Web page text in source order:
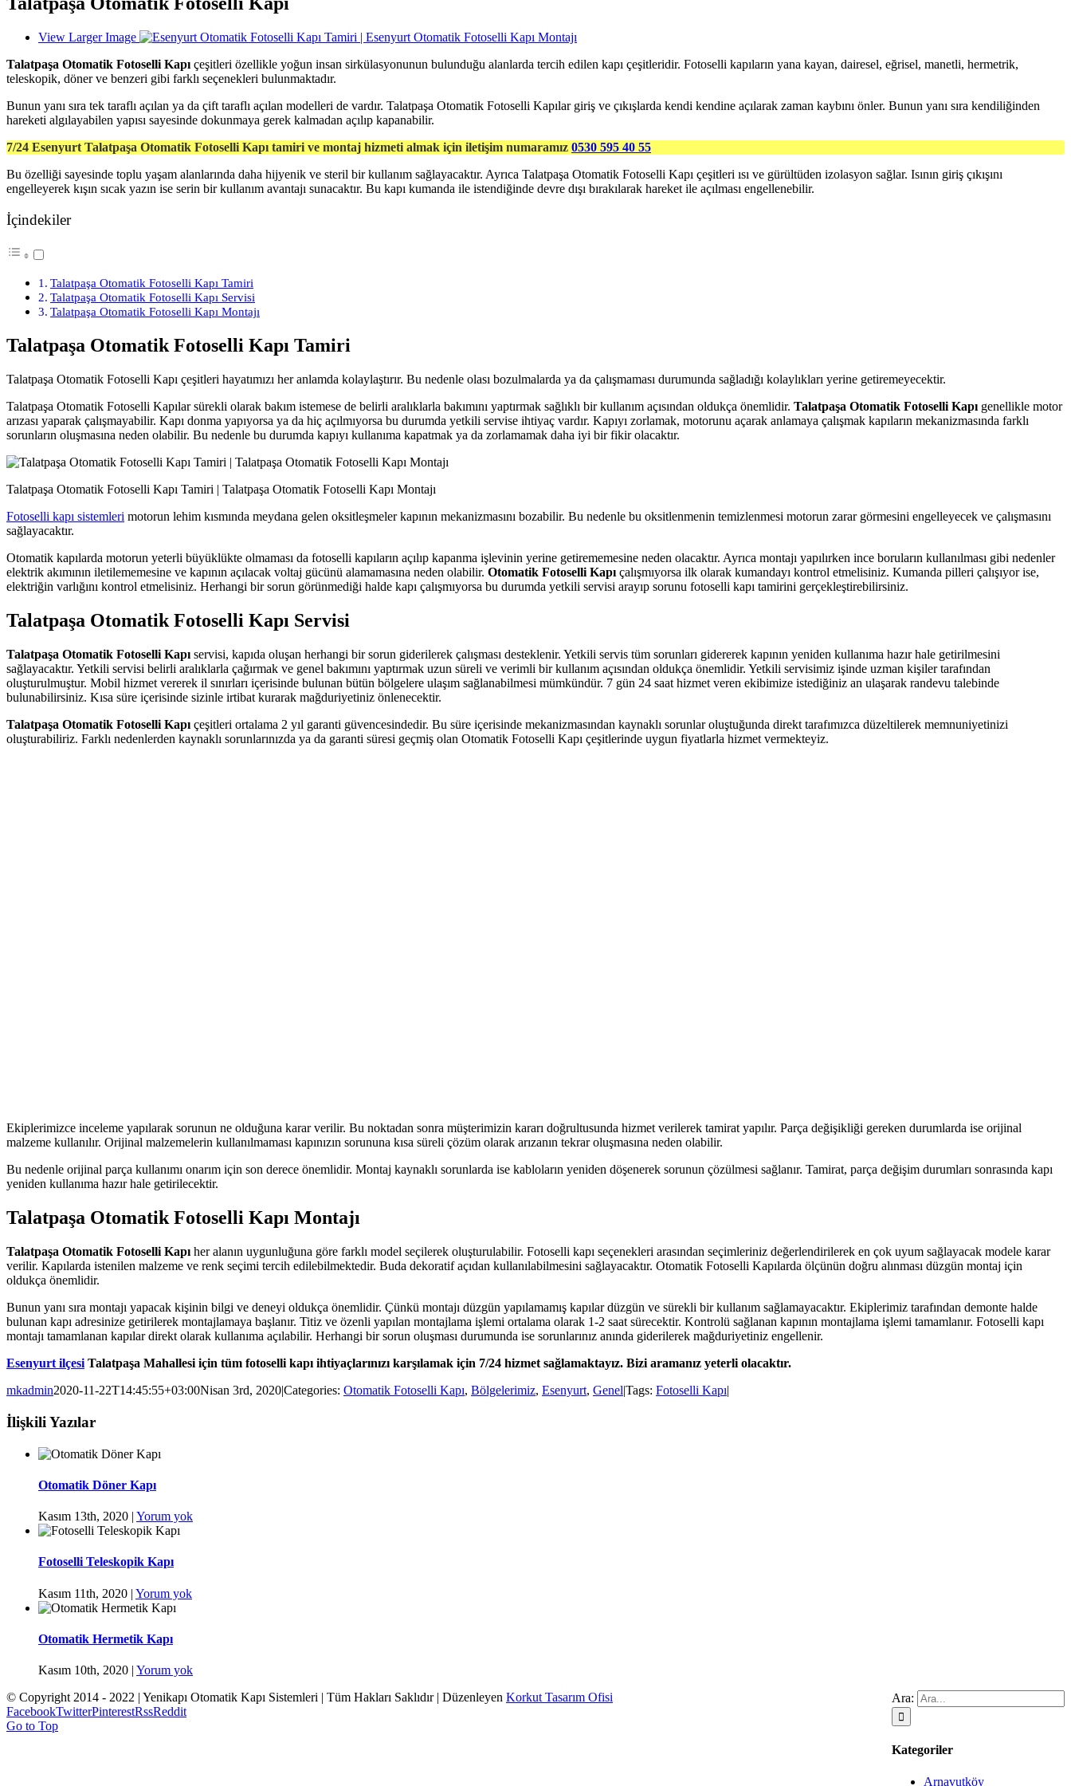
View Larger Image
Talatpaşa Otomatik Fotoselli Kapı çeşitleri özellikle yoğun insan sirkülasyonunun bulunduğu alanlarda tercih edilen kapı çeşitleridir. Fotoselli kapıların yana kayan, dairesel, eğrisel, manetli, hermetrik,
teleskopik, döner ve benzeri gibi farklı seçenekleri bulunmaktadır.
Bunun yanı sıra tek taraflı açılan ya da çift taraflı açılan modelleri de vardır. Talatpaşa Otomatik Fotoselli Kapılar giriş ve çıkışlarda kendi kendine açılarak zaman kaybını önler. Bunun yanı sıra kendiliğinden
hareketi algılayabilen yapısı sayesinde dokunmaya gerek kalmadan açılıp kapanabilir.
7/24 Esenyurt Talatpaşa Otomatik Fotoselli Kapı tamiri ve montaj hizmeti almak için iletişim numaramız 0530 595 40 55
Bu özelliği sayesinde toplu yaşam alanlarında daha hijyenik ve steril bir kullanım sağlayacaktır. Ayrıca Talatpaşa Otomatik Fotoselli Kapı çeşitleri ısı ve gürültüden izolasyon sağlar. Isının giriş çıkışını
engelleyerek kışın sıcak yazın ise serin bir kullanım avantajı sunacaktır. Bu kapı kumanda ile istendiğinde devre dışı bırakılarak hareket ile açılması engellenebilir.
İçindekiler
Talatpaşa Otomatik Fotoselli Kapı Tamiri
Talatpaşa Otomatik Fotoselli Kapı Servisi
Talatpaşa Otomatik Fotoselli Kapı Montajı
Talatpaşa Otomatik Fotoselli Kapı Tamiri
Talatpaşa Otomatik Fotoselli Kapı çeşitleri hayatımızı her anlamda kolaylaştırır. Bu nedenle olası bozulmalarda ya da çalışmaması durumunda sağladığı kolaylıkları yerine getiremeyecektir.
Talatpaşa Otomatik Fotoselli Kapılar sürekli olarak bakım istemese de belirli aralıklarla bakımını yaptırmak sağlıklı bir kullanım açısından oldukça önemlidir. Talatpaşa Otomatik Fotoselli Kapı genellikle motor
arızası yaparak çalışmayabilir. Kapı donma yapıyorsa ya da hiç açılmıyorsa bu durumda yetkili servise ihtiyaç vardır. Kapıyı zorlamak, motorunu açarak anlamaya çalışmak kapıların mekanizmasında farklı
sorunların oluşmasına neden olabilir. Bu nedenle bu durumda kapıyı kullanıma kapatmak ya da zorlamamak daha iyi bir fikir olacaktır.
Talatpaşa Otomatik Fotoselli Kapı Tamiri | Talatpaşa Otomatik Fotoselli Kapı Montajı
Fotoselli kapı sistemleri motorun lehim kısmında meydana gelen oksitleşmeler kapının mekanizmasını bozabilir. Bu nedenle bu oksitlenmenin temizlenmesi motorun zarar görmesini engelleyecek ve çalışmasını
sağlayacaktır.
Otomatik kapılarda motorun yeterli büyüklükte olmaması da fotoselli kapıların açılıp kapanma işlevinin yerine getirememesine neden olacaktır. Ayrıca montajı yapılırken ince boruların kullanılması gibi nedenler
elektrik akımının iletilememesine ve kapının açılacak voltaj gücünü alamamasına neden olabilir. Otomatik Fotoselli Kapı çalışmıyorsa ilk olarak kumandayı kontrol etmelisiniz. Kumanda pilleri çalışıyor ise,
elektriğin varlığını kontrol etmelisiniz. Herhangi bir sorun görünmediği halde kapı çalışmıyorsa bu durumda yetkili servisi arayıp sorunu fotoselli kapı tamirini gerçekleştirebilirsiniz.
Talatpaşa Otomatik Fotoselli Kapı Servisi
Talatpaşa Otomatik Fotoselli Kapı servisi, kapıda oluşan herhangi bir sorun giderilerek çalışması desteklenir. Yetkili servis tüm sorunları gidererek kapının yeniden kullanıma hazır hale getirilmesini
sağlayacaktır. Yetkili servisi belirli aralıklarla çağırmak ve genel bakımını yaptırmak uzun süreli ve verimli bir kullanım açısından oldukça önemlidir. Yetkili servisimiz işinde uzman kişiler tarafından
oluşturulmuştur. Mobil hizmet vererek il sınırları içerisinde bulunan bütün bölgelere ulaşım sağlanabilmesi mümkündür. 7 gün 24 saat hizmet veren ekibimize istediğiniz an ulaşarak randevu talebinde
bulunabilirsiniz. Kısa süre içerisinde sizinle irtibat kurarak mağduriyetiniz önlenecektir.
Talatpaşa Otomatik Fotoselli Kapı çeşitleri ortalama 2 yıl garanti güvencesindedir. Bu süre içerisinde mekanizmasından kaynaklı sorunlar oluştuğunda direkt tarafımızca düzeltilerek memnuniyetinizi
oluşturabiliriz. Farklı nedenlerden kaynaklı sorunlarınızda ya da garanti süresi geçmiş olan Otomatik Fotoselli Kapı çeşitlerinde uygun fiyatlarla hizmet vermekteyiz.
Ekiplerimizce inceleme yapılarak sorunun ne olduğuna karar verilir. Bu noktadan sonra müşterimizin kararı doğrultusunda hizmet verilerek tamirat yapılır. Parça değişikliği gereken durumlarda ise orijinal
malzeme kullanılır. Orijinal malzemelerin kullanılmaması kapınızın sorununa kısa süreli çözüm olarak arızanın tekrar oluşmasına neden olabilir.
Bu nedenle orijinal parça kullanımı onarım için son derece önemlidir. Montaj kaynaklı sorunlarda ise kabloların yeniden döşenerek sorunun çözülmesi sağlanır. Tamirat, parça değişim durumları sonrasında kapı
yeniden kullanıma hazır hale getirilecektir.
Talatpaşa Otomatik Fotoselli Kapı Montajı
Talatpaşa Otomatik Fotoselli Kapı her alanın uygunluğuna göre farklı model seçilerek oluşturulabilir. Fotoselli kapı seçenekleri arasından seçimleriniz değerlendirilerek en çok uyum sağlayacak modele karar
verilir. Kapılarda istenilen malzeme ve renk seçimi tercih edilebilmektedir. Buda dekoratif açıdan kullanılabilmesini sağlayacaktır. Otomatik Fotoselli Kapılarda ölçünün doğru alınması düzgün montaj için
oldukça önemlidir.
Bunun yanı sıra montajı yapacak kişinin bilgi ve deneyi oldukça önemlidir. Çünkü montajı düzgün yapılamamış kapılar düzgün ve sürekli bir kullanım sağlamayacaktır. Ekiplerimiz tarafından demonte halde
bulunan kapı adresinize getirilerek montajlamaya başlanır. Titiz ve özenli yapılan montajlama işlemi ortalama olarak 1-2 saat sürecektir. Kontrolü sağlanan kapının montajlama işlemi tamamlanır. Fotoselli kapı
montajı tamamlanan kapılar direkt olarak kullanıma açılabilir. Herhangi bir sorun oluşması durumunda ise sorunlarınız anında giderilerek mağduriyetiniz engellenir.
Esenyurt ilçesi Talatpaşa Mahallesi için tüm fotoselli kapı ihtiyaçlarınızı karşılamak için 7/24 hizmet sağlamaktayız. Bizi aramanız yeterli olacaktır.
mkadmin2020-11-22T14:45:55+03:00Nisan 3rd, 2020|Categories: Otomatik Fotoselli Kapı, Bölgelerimiz, Esenyurt, Genel|Tags: Fotoselli Kapı|
İlişkili Yazılar
Otomatik Döner Kapı
Kasım 13th, 2020 | Yorum yok
Fotoselli Teleskopik Kapı
Kasım 11th, 2020 | Yorum yok
Otomatik Hermetik Kapı
Kasım 10th, 2020 | Yorum yok
Ara:
Kategoriler
Arnavutköy
© Copyright 2014 - 2022 | Yenikapı Otomatik Kapı Sistemleri | Tüm Hakları Saklıdır | Düzenleyen Korkut Tasarım Ofisi
FacebookTwitterPinterestRssReddit
Go to Top